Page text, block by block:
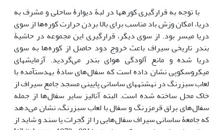
با توجه به قرارگیری کوره­ها در لبۀ دیوارۀ ساحلی و مشرف به
دریا، امکان وزش باد مناسب برای بالا بردن حرارت کوره‌ها از سوی
دریا میسر بود. از سوی دیگر، قرارگیری این مجموعه در حاشیۀ
بندر تاریخی سیراف باعث خروج دود حاصل از کوره‌ها به سوی
دریا شده و مانع آلودگی هوای بندر می‌گردید. آزمایش­های
میکروسکوپی نشان داده است که سفال‌های سادۀ به­دست­آمده با
لعاب سبزرنگ در نهشته­های ساسانی پایینی مسجد جامع سیراف از
خاک محل ساخته شده است. البته آنالیز سایر سفال‌ها از جمله
سفال‌های براق قرمزرنگ و سفال با لعاب سبزرنگ، نشان می‌دهد
که جامعۀ ساسانی سیراف سفال‌هایی را از گجرات یا سند و شاید از